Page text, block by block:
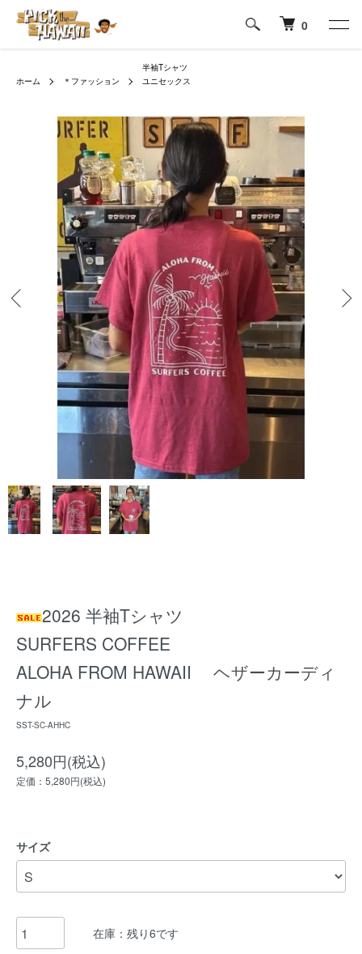
0
ホーム ＊ファッション
半袖Tシャツ
ユニセックス
2026 半袖Tシャツ
SURFERS COFFEE
ALOHA FROM HAWAII ヘザーカーディ
ナル
SST-SC-AHHC
5,280円(税込)
定価：5,280円(税込)
サイズ
在庫：残り6です